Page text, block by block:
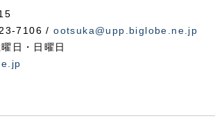
23-7106 /ootsuka@upp.biglobe.ne.jp
日・日曜日